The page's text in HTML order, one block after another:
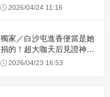
倍」 醫曝原因
2026/04/24 11:16
獨家／白沙屯進香便當是她
捐的！超大咖天后見證神
蹟 一靠近媽祖就爆哭
2026/04/23 16:53